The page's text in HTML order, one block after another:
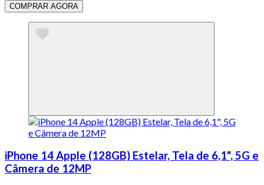
COMPRAR AGORA
iPhone 14 Apple (128GB) Estelar, Tela de 6,1", 5G e
Câmera de 12MP